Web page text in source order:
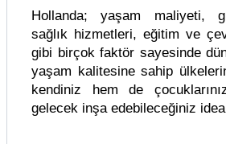
Hollanda; yaşam maliyeti,
sağlık hizmetleri, eğitim ve
gibi birçok faktör sayesinde
yaşam kalitesine sahip
kendiniz hem de
gelecek inşa edebileceğiniz